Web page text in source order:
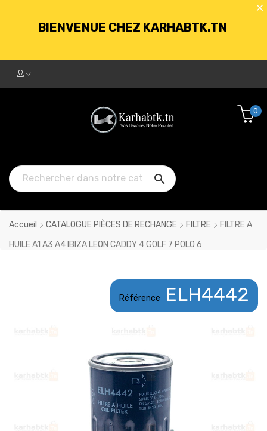
BIENVENUE CHEZ KARHABTK.TN
250DT D'ACHATS

0
Accueil CATALOGUE PIÈCES DE RECHANGE FILTRE
FILTRE A
HUILE A1 A3 A4 IBIZA LEON CADDY 4 GOLF 7 POLO 6
Référence ELH4442